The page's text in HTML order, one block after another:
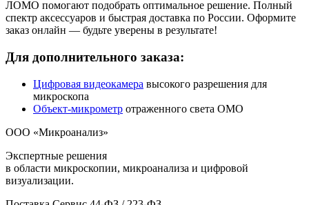
ЛОМО помогают подобрать оптимальное решение. Полный
спектр аксессуаров и быстрая доставка по России. Оформите
заказ онлайн — будьте уверены в результате!
Для дополнительного заказа:
Цифровая видеокамера высокого разрешения для
микроскопа
Объект-микрометр отраженного света ОМО
ООО «Микроанализ»
Экспертные решения
в области микроскопии, микроанализа и цифровой
визуализации.